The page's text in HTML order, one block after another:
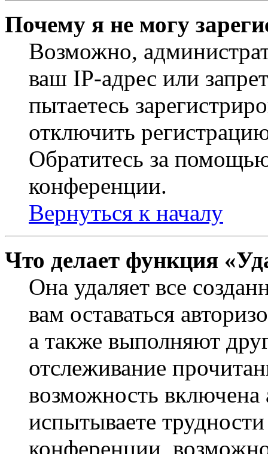
Почему я не могу
Возможно,
ваш IP-адрес или
пытаетесь
отключить
Обратитесь за
конференции.
Вернуться к началу
Что делает функция
Она удаляет все
вам оставаться
а также выполняют
отслеживание
возможность
испытываете
конференции,